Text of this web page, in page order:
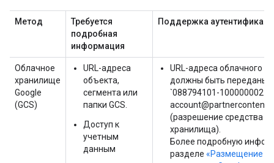
Метод
Требуется
подробная
информация
Поддержка
Облачное
хранилище
Google
(GCS)
URL-адреса
объекта,
сегмента или
папки GCS.
Доступ к
учетным
данным
URL-адреса облачного
должны быть переданы
`088794101-100000002-
(разрешение средства
хранилища).
Более подробную
разделе «Размещение